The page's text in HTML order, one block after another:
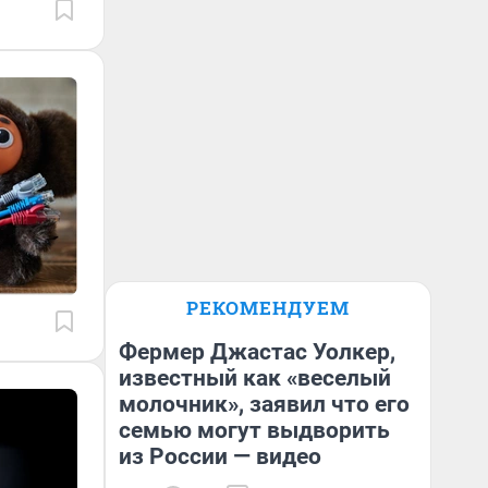
РЕКОМЕНДУЕМ
Фермер Джастас Уолкер,
известный как «веселый
молочник», заявил что его
семью могут выдворить
из России — видео